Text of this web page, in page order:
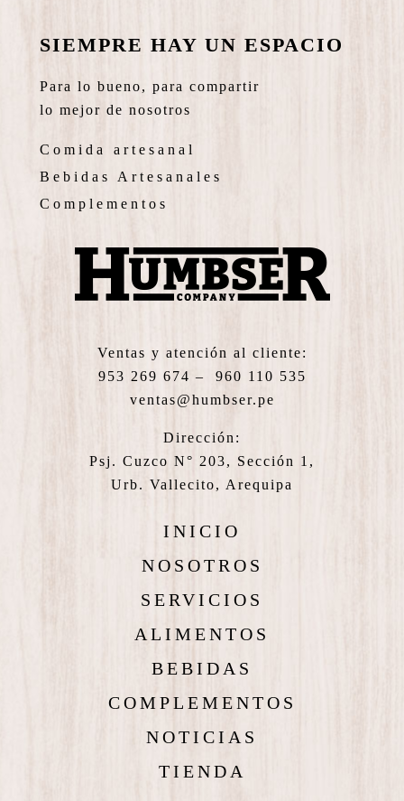
SIEMPRE HAY UN ESPACIO
Para lo bueno, para compartir
lo mejor de nosotros
Comida artesanal
Bebidas Artesanales
Complementos
Ventas y atención al cliente:
953 269 674 – 960 110 535
ventas@humbser.pe
Dirección:
Psj. Cuzco N° 203, Sección 1,
Urb. Vallecito, Arequipa
INICIO
NOSOTROS
SERVICIOS
ALIMENTOS
BEBIDAS
COMPLEMENTOS
NOTICIAS
TIENDA